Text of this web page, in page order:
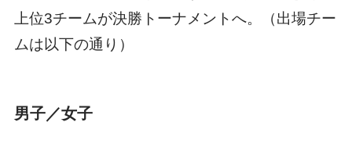
上位3チームが決勝トーナメントへ。（出場チー
ムは以下の通り）
男子／女子